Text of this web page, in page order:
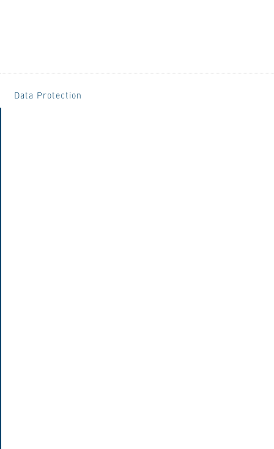
Data Protection